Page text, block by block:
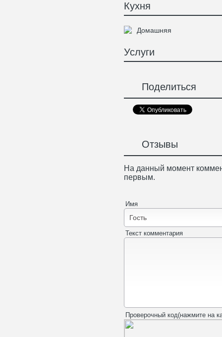
Кухня
Домашняя
Услуги
Поделиться
Отзывы
На данный момент
первым.
Имя
Текст комментария
Проверочный код(нажмите на